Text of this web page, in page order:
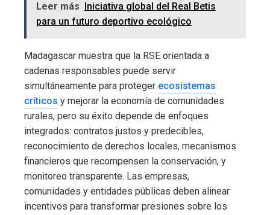
Leer más
Iniciativa global del Real Betis
para un futuro deportivo ecológico
Madagascar muestra que la RSE orientada a
cadenas responsables puede servir
simultáneamente para proteger ecosistemas
críticos y mejorar la economía de comunidades
rurales, pero su éxito depende de enfoques
integrados: contratos justos y predecibles,
reconocimiento de derechos locales, mecanismos
financieros que recompensen la conservación, y
monitoreo transparente. Las empresas,
comunidades y entidades públicas deben alinear
incentivos para transformar presiones sobre los